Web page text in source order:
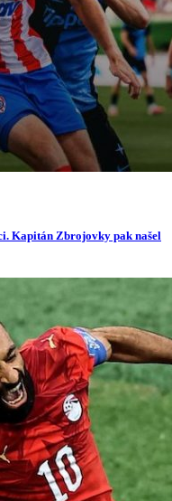
Kapitán Zbrojovky pak našel